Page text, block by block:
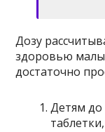
Дозу
здоровью
достаточно
Детям до